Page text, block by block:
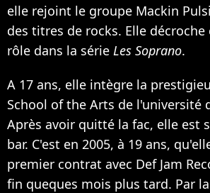
elle rejoint le groupe Mackin
des titres de rocks. Elle
rôle dans la série Les Soprano.
A 17 ans, elle intègre la
School of the Arts de l'université
Après avoir quitté la fac, elle est
bar. C'est en 2005, à 19 ans,
premier contrat avec Def Jam
fin queques mois plus tard. Par